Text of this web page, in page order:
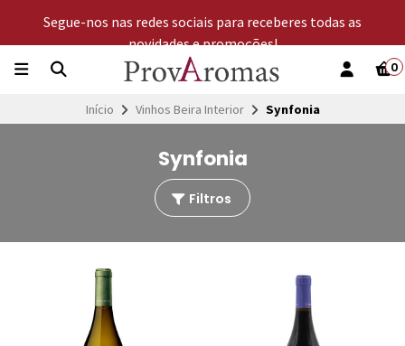
Segue-nos nas redes sociais para receberes todas as
novidades e promoções!
0
Início Vinhos Beira Interior Synfonia
Synfonia
Filtros